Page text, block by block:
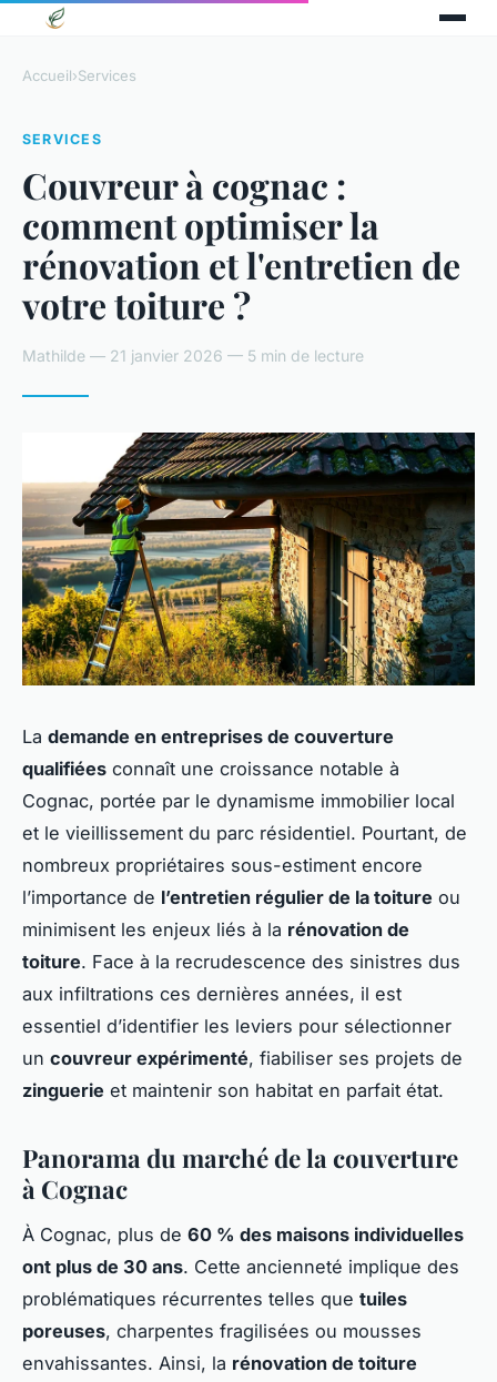
Accueil›Services
SERVICES
Couvreur à cognac :
comment optimiser la
rénovation et l'entretien de
votre toiture ?
Mathilde — 21 janvier 2026 — 5 min de lecture
La demande en entreprises de couverture
qualifiées connaît une croissance notable à
Cognac, portée par le dynamisme immobilier local
et le vieillissement du parc résidentiel. Pourtant, de
nombreux propriétaires sous-estiment encore
l’importance de l’entretien régulier de la toiture ou
minimisent les enjeux liés à la rénovation de
toiture. Face à la recrudescence des sinistres dus
aux infiltrations ces dernières années, il est
essentiel d’identifier les leviers pour sélectionner
un couvreur expérimenté, fiabiliser ses projets de
zinguerie et maintenir son habitat en parfait état.
Panorama du marché de la couverture
à Cognac
À Cognac, plus de 60 % des maisons individuelles
ont plus de 30 ans. Cette ancienneté implique des
problématiques récurrentes telles que tuiles
poreuses, charpentes fragilisées ou mousses
envahissantes. Ainsi, la rénovation de toiture